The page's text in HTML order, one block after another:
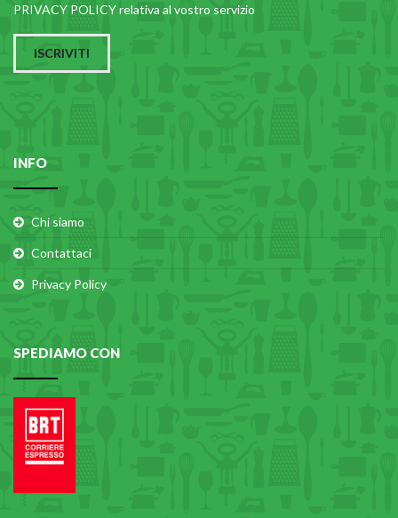
PRIVACY POLICY relativa al vostro servizio
ISCRIVITI
INFO
Chi siamo
Contattaci
Privacy Policy
SPEDIAMO CON